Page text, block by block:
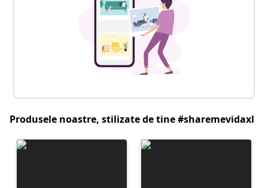
Produsele noastre, stilizate de tine #sharemevidaxl